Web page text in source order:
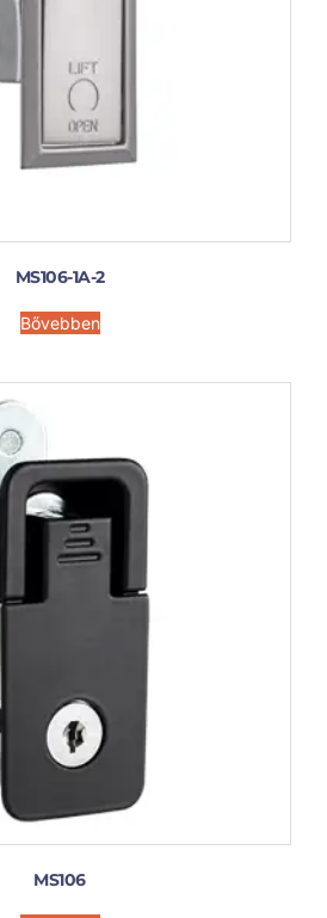
MS106-1A-2
Bővebben
MS106